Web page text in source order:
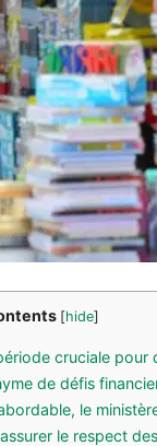
[hide]
cruciale pour
de défis
le
le respect